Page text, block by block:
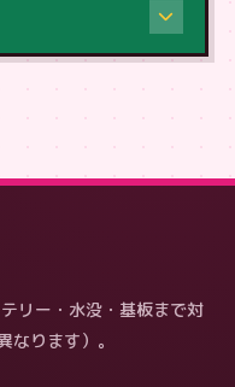
リー・水没・基板まで対
ります）。